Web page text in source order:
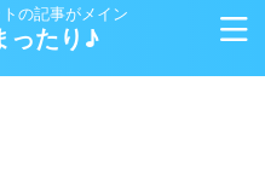
の記事がメイン
ったり♪